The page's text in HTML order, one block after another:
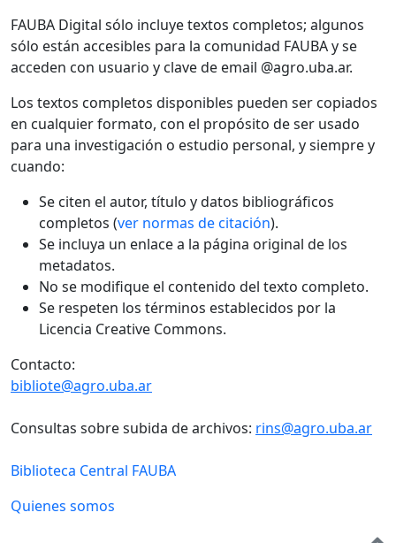
FAUBA Digital sólo incluye textos completos; algunos
sólo están accesibles para la comunidad FAUBA y se
acceden con usuario y clave de email @agro.uba.ar.
Los textos completos disponibles pueden ser copiados
en cualquier formato, con el propósito de ser usado
para una investigación o estudio personal, y siempre y
cuando:
Se citen el autor, título y datos bibliográficos
completos (ver normas de citación).
Se incluya un enlace a la página original de los
metadatos.
No se modifique el contenido del texto completo.
Se respeten los términos establecidos por la
Licencia Creative Commons.
Contacto:
bibliote@agro.uba.ar
Consultas sobre subida de archivos: rins@agro.uba.ar
Biblioteca Central FAUBA
Quienes somos